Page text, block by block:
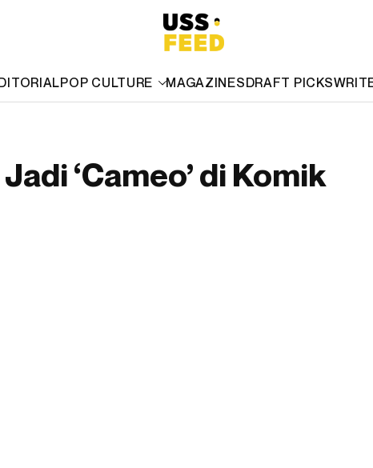
POP CULTURE MAGAZINESDRAFT PICKS
‘Cameo’ di Komik